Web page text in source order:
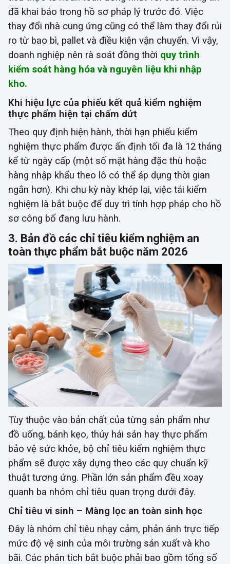
đã khai báo trong hồ sơ pháp lý trước đó. Việc
thay đổi nhà cung ứng cũng có thể làm thay đổi rủi
ro từ bao bì, pallet và điều kiện vận chuyển. Vì vậy,
doanh nghiệp nên rà soát đồng thời quy trình
kiểm soát hàng hóa và nguyên liệu khi nhập
kho.
Khi hiệu lực của phiếu kết quả kiểm nghiệm
thực phẩm hiện tại chấm dứt
Theo quy định hiện hành, thời hạn phiếu kiểm
nghiệm thực phẩm được ấn định tối đa là 12 tháng
kể từ ngày cấp (một số mặt hàng đặc thù hoặc
hàng nhập khẩu theo lô có thể áp dụng thời gian
ngắn hơn). Khi chu kỳ này khép lại, việc tái kiểm
nghiệm là bắt buộc để duy trì tính hợp pháp cho hồ
sơ công bố đang lưu hành.
3. Bản đồ các chỉ tiêu kiểm nghiệm an
toàn thực phẩm bắt buộc năm 2026
Tùy thuộc vào bản chất của từng sản phẩm như
đồ uống, bánh kẹo, thủy hải sản hay thực phẩm
bảo vệ sức khỏe, bộ chỉ tiêu kiểm nghiệm thực
phẩm sẽ được xây dựng theo các quy chuẩn kỹ
thuật tương ứng. Phần lớn sản phẩm đều xoay
quanh ba nhóm chỉ tiêu quan trọng dưới đây.
Chỉ tiêu vi sinh – Màng lọc an toàn sinh học
Đây là nhóm chỉ tiêu nhạy cảm, phản ánh trực tiếp
mức độ vệ sinh của môi trường sản xuất và kho
bãi. Các phân tích bắt buộc phải bao gồm tổng số